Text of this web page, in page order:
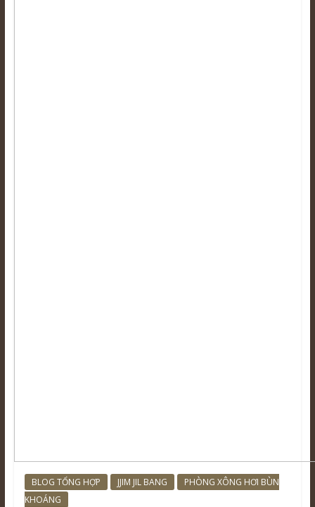
BLOG TỔNG HỢP JJIM JIL BANG
PHÒNG XÔNG HƠI BÙN
KHOÁNG